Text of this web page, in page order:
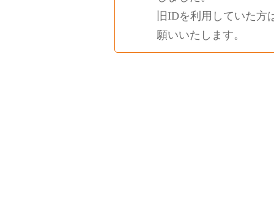
旧IDを利用していた
願いいたします。